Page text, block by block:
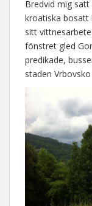
Bredvid mig satt
kroatiska bosatt
sitt
fönstret gled
predikade,
staden